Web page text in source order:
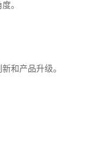
。
和产品升级。